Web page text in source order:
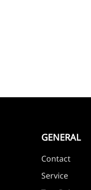
GENERAL
Contact
Service